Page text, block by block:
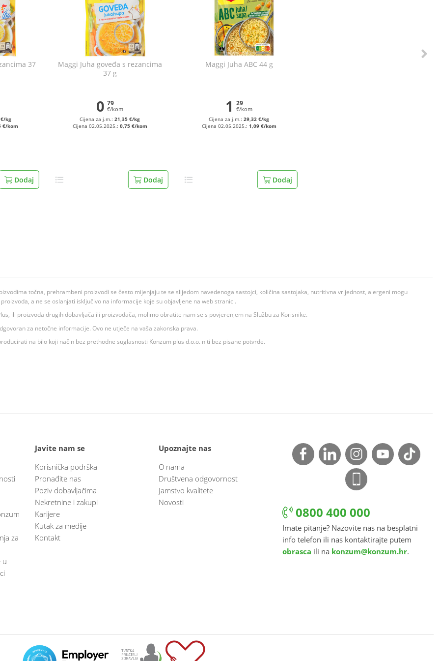
37
kg
€/kom
Dodaj
Maggi Juha goveđa s rezancima
37 g
0 79
€/kom
Cijena za j.m.:21,35 €/kg
Cijena 02.05.2025.: 0,75 €/kom
Dodaj
Maggi Juha ABC 44 g
1 29
€/kom
Cijena za j.m.:29,32 €/kg
Cijena 02.05.2025.: 1,09 €/kom
Dodaj
točna, prehrambeni proizvodi se često mijenjaju te se slijedom navedenoga sastojci, količina sastojaka, nutritivna vrijednost, alergeni mogu
a ne se oslanjati isključivo na informacije koje su objavljene na web stranici.
ili proizvoda drugih dobavljača ili proizvođača, molimo obratite nam se s povjerenjem na Službu za Korisnike.
za netočne informacije. Ovo ne utječe na vaša zakonska prava.
na bilo koji način bez prethodne suglasnosti Konzum plus d.o.o. niti bez pisane potvrde.
za
u
Javite nam se
Korisnička podrška
Pronađite nas
Poziv dobavljačima
Nekretnine i zakupi
Karijere
Kutak za medije
Kontakt
Upoznajte nas
O nama
Društvena odgovornost
Jamstvo kvalitete
Novosti
0800 400 000
Imate pitanje? Nazovite nas na besplatni
info telefon ili nas kontaktirajte putem
obrasca ili na konzum@konzum.hr.